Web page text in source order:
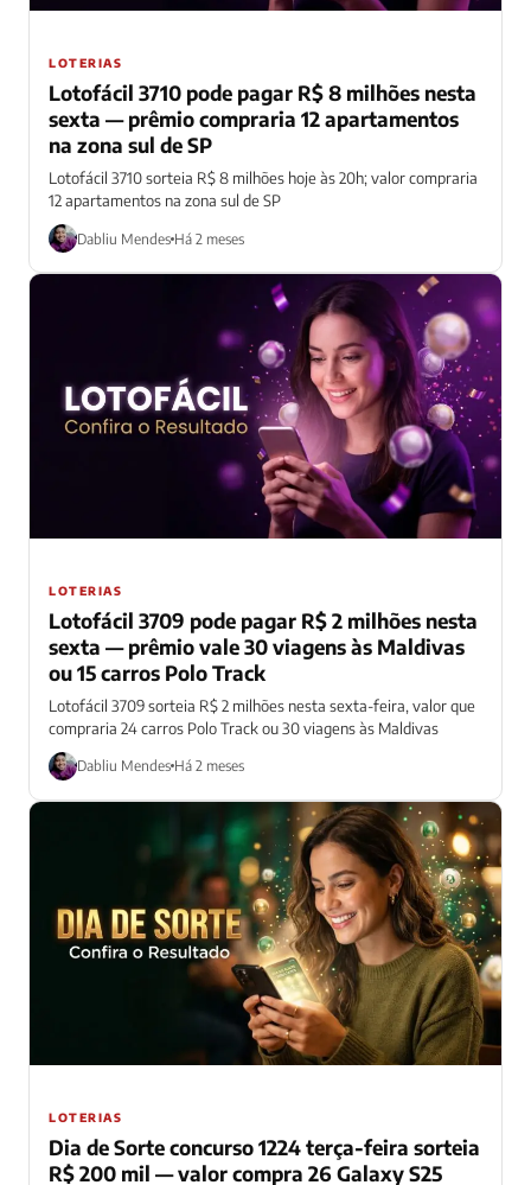
LOTERIAS
Lotofácil 3710 pode pagar R$ 8 milhões nesta
sexta — prêmio compraria 12 apartamentos
na zona sul de SP
Lotofácil 3710 sorteia R$ 8 milhões hoje às 20h; valor compraria
12 apartamentos na zona sul de SP
Dabliu Mendes Há 2 meses
LOTERIAS
Lotofácil 3709 pode pagar R$ 2 milhões nesta
sexta — prêmio vale 30 viagens às Maldivas
ou 15 carros Polo Track
Lotofácil 3709 sorteia R$ 2 milhões nesta sexta-feira, valor que
compraria 24 carros Polo Track ou 30 viagens às Maldivas
Dabliu Mendes Há 2 meses
LOTERIAS
Dia de Sorte concurso 1224 terça-feira sorteia
R$ 200 mil — valor compra 26 Galaxy S25